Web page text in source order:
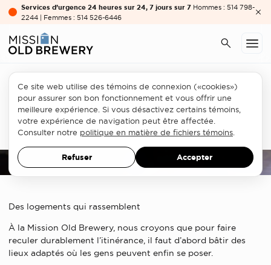
Services d’urgence 24 heures sur 24, 7 jours sur 7 Hommes : 514 798-
2244 | Femmes : 514 526-6446
Salut voisin !
20 MAI 2026
Des logements qui rassemblent
À la Mission Old Brewery, nous croyons que pour faire
reculer durablement l’itinérance, il faut d’abord bâtir des
lieux adaptés où les gens peuvent enfin se poser.
Ce site web utilise des témoins de connexion («cookies»)
pour assurer son bon fonctionnement et vous offrir une
meilleure expérience. Si vous désactivez certains témoins,
votre expérience de navigation peut être affectée.
Consulter notre politique en matière de fichiers témoins
Refuser Accepter